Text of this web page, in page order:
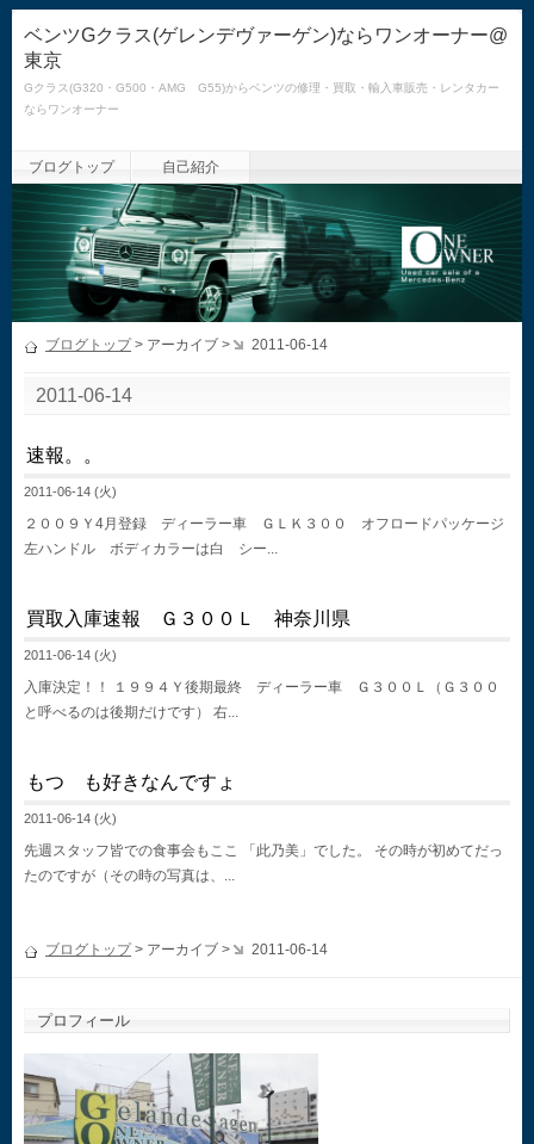
ベンツGクラス(ゲレンデヴァーゲン)ならワンオーナー@
東京
Gクラス(G320・G500・AMG G55)からベンツの修理・買取・輸入車販売・レンタカー
ならワンオーナー
ブログトップ 自己紹介
ブログトップ> アーカイブ > 2011-06-14
2011-06-14
速報。。
2011-06-14 (火)
２００９Ｙ4月登録 ディーラー車 ＧＬＫ３００ オフロードパッケージ
左ハンドル ボディカラーは白 シー...
買取入庫速報 Ｇ３００Ｌ 神奈川県
2011-06-14 (火)
入庫決定！！ １９９４Ｙ後期最終 ディーラー車 Ｇ３００Ｌ（Ｇ３００
と呼べるのは後期だけです） 右...
もつ も好きなんですょ
2011-06-14 (火)
先週スタッフ皆での食事会もここ 「此乃美」でした。 その時が初めてだっ
たのですが（その時の写真は、...
ブログトップ> アーカイブ > 2011-06-14
プロフィール